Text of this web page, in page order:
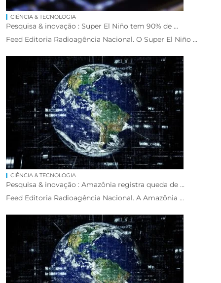
CIÊNCIA & TECNOLOGIA
Pesquisa & inovação : Super El Niño tem 90% de ...
Feed Editoria Radioagência Nacional. O Super El Niño ...
CIÊNCIA & TECNOLOGIA
Pesquisa & inovação : Amazônia registra queda de ...
Feed Editoria Radioagência Nacional. A Amazônia ...